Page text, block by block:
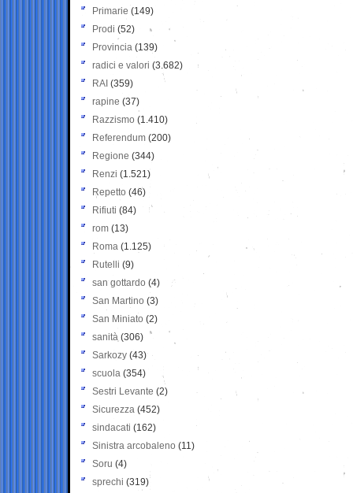
Primarie (149)
Prodi (52)
Provincia (139)
radici e valori (3.682)
RAI (359)
rapine (37)
Razzismo (1.410)
Referendum (200)
Regione (344)
Renzi (1.521)
Repetto (46)
Rifiuti (84)
rom (13)
Roma (1.125)
Rutelli (9)
san gottardo (4)
San Martino (3)
San Miniato (2)
sanità (306)
Sarkozy (43)
scuola (354)
Sestri Levante (2)
Sicurezza (452)
sindacati (162)
Sinistra arcobaleno (11)
Soru (4)
sprechi (319)